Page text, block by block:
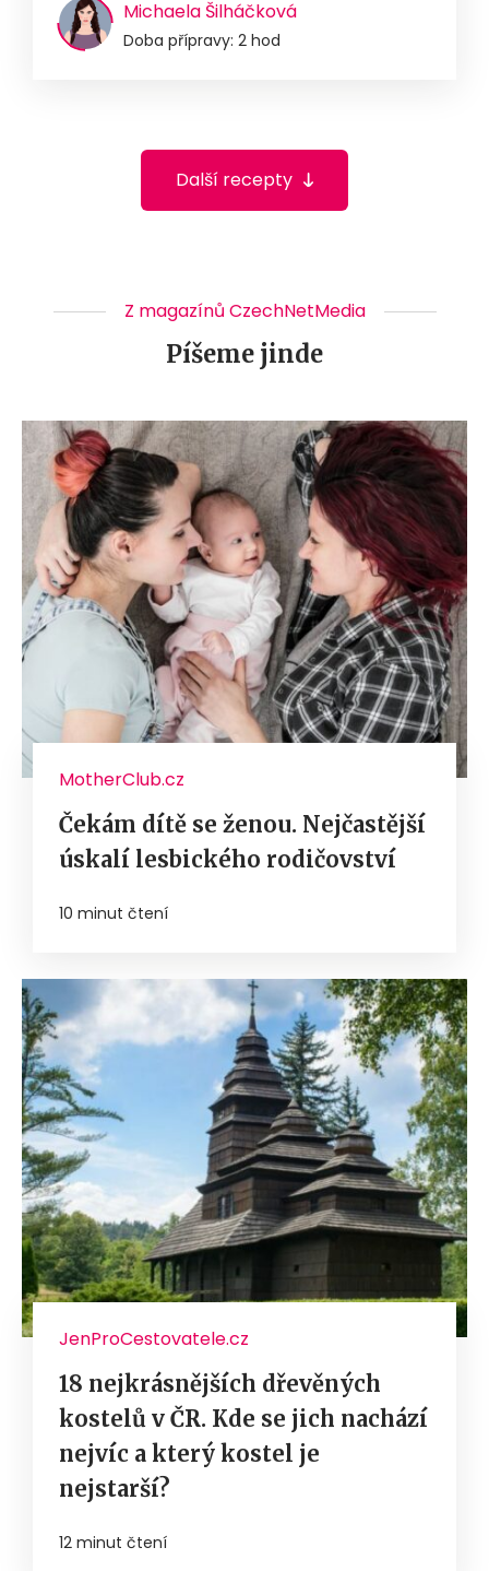
Michaela Šilháčková
Doba přípravy: 2 hod
Další recepty
Z magazínů CzechNetMedia
Píšeme jinde
MotherClub.cz
Čekám dítě se ženou. Nejčastější
úskalí lesbického rodičovství
10 minut čtení
JenProCestovatele.cz
18 nejkrásnějších dřevěných
kostelů v ČR. Kde se jich nachází
nejvíc a který kostel je
nejstarší?
12 minut čtení